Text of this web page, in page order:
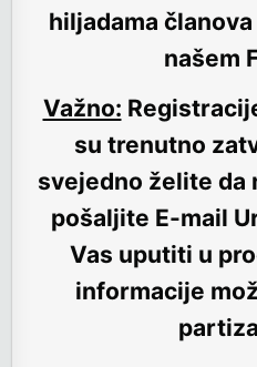
hiljadama
našem
Važno:
su trenutno
svejedno želite da
pošaljite E-mail
Vas uputiti u
informacije